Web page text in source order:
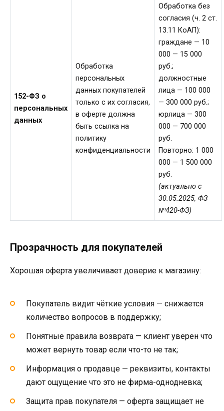
152-ФЗ о
персональных
данных
Обработка
персональных
данных покупателей
только с их согласия,
в оферте должна
быть ссылка на
политику
конфиденциальности
Обработка без
согласия (ч. 2 ст.
13.11 КоАП):
граждане — 10
000 — 15 000
руб.;
должностные
лица — 100 000
— 300 000 руб.;
юрлица — 300
000 — 700 000
руб.
Повторно: 1 000
000 — 1 500 000
руб.
(актуально с
30.05.2025, ФЗ
№420-ФЗ)
Прозрачность для покупателей
Хорошая оферта увеличивает доверие к магазину:
Покупатель видит чёткие условия — снижается
количество вопросов в поддержку;
Понятные правила возврата — клиент уверен что
может вернуть товар если что-то не так;
Информация о продавце — реквизиты, контакты
дают ощущение что это не фирма-однодневка;
Защита прав покупателя — оферта защищает не